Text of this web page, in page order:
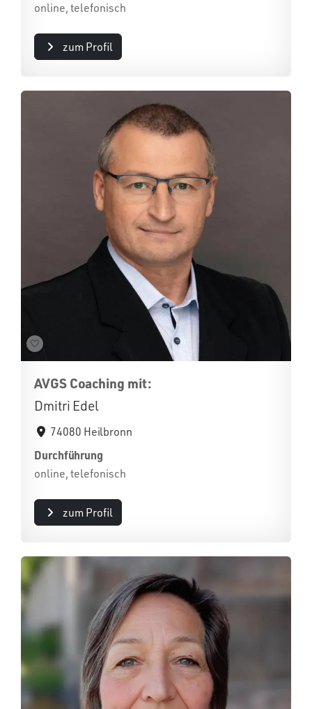
online, telefonisch
zum Profil
AVGS Coaching mit:
Dmitri Edel
74080 Heilbronn
Durchführung
online, telefonisch
zum Profil